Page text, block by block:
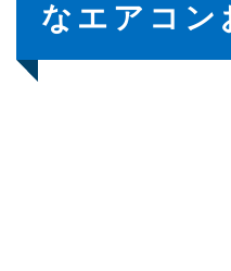
なエアコン